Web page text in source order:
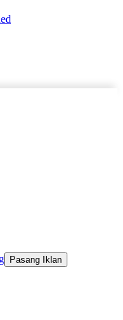
Pasang Iklan